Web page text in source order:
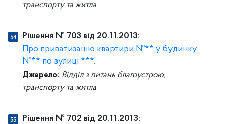
транспорту та житла
Рішення № 703 від 20.11.2013:
Про приватизацію квартири №** у будинку
№** по вулиці ***.
Джерело: Відділ з питань благоустрою,
транспорту та житла
Рішення № 702 від 20.11.2013: